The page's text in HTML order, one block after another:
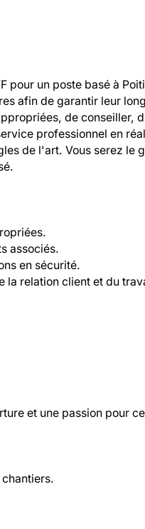
pour un poste basé à
afin de garantir leur
de conseiller,
professionnel en
de l'art. Vous serez le
associés.
en sécurité.
la relation client et du
et une passion pour